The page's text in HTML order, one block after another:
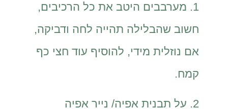
1. מערבבים היטב את כל הרכיבים,
חשוב שהבלילה תהייה לחה ודביקה,
אם נוזלית מידי, להוסיף עוד חצי כף
קמח.
2. על תבנית אפיה/ נייר אפיה